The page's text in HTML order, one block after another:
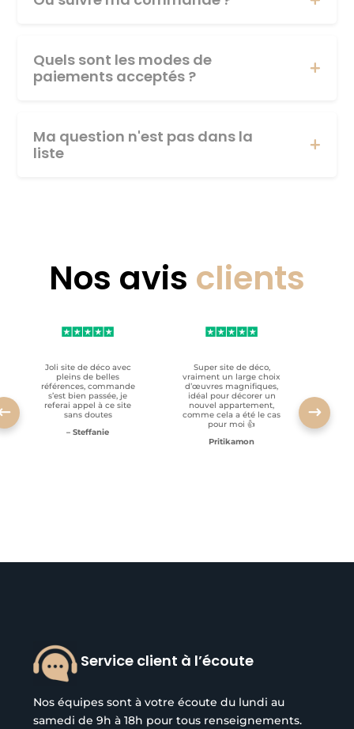
Quels sont les modes de
paiements acceptés ?
Ma question n'est pas dans la
liste
Nos avis clients
Joli site de déco avec
pleins de belles
références, commande
s’est bien passée, je
referai appel à ce site
sans doutes
– Steffanie
Super site de déco,
vraiment un large choix
d’œuvres magnifiques,
idéal pour décorer un
nouvel appartement,
comme cela a été le cas
pour moi 👍
Pritikamon
Service client à l’écoute
Nos équipes sont à votre écoute du lundi au
samedi de 9h à 18h pour tous renseignements.